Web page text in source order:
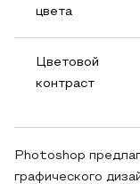
цвета
Цветовой
контраст
Photoshop
графического